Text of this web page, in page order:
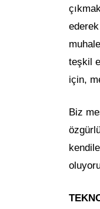
teşkil
için,
Biz